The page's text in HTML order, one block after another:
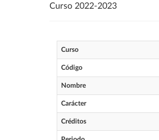
Curso 2022-2023
Curso
Código
Nombre
Carácter
Créditos